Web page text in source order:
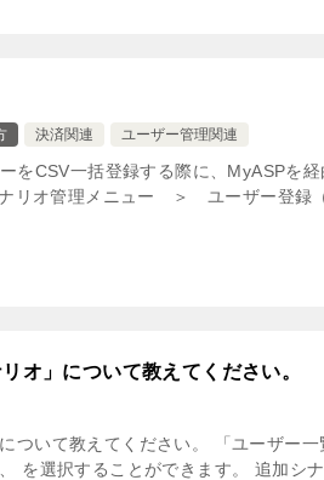
決済関連 ユーザー管理関連
をCSV一括登録する際に、MyASPを
リオ管理メニュー ＞ ユーザー登録
オ」について教えてください。
ついて教えてください。 「ユーザー
を選択することができます。 追加シ